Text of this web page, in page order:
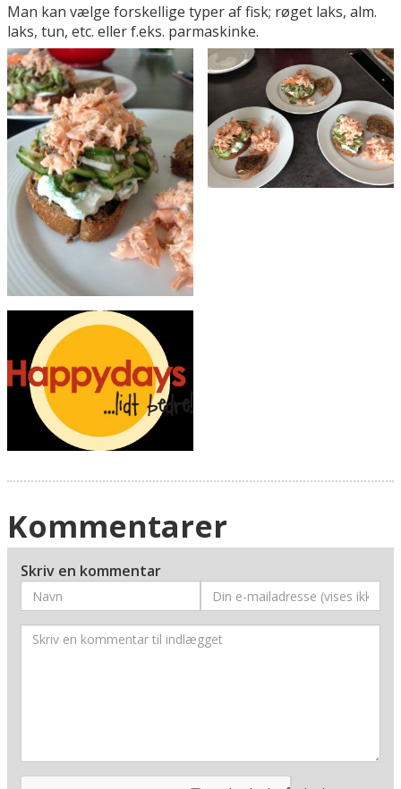
Man kan vælge forskellige typer af fisk; røget laks, alm.
laks, tun, etc. eller f.eks. parmaskinke.
Kommentarer
Skriv en kommentar